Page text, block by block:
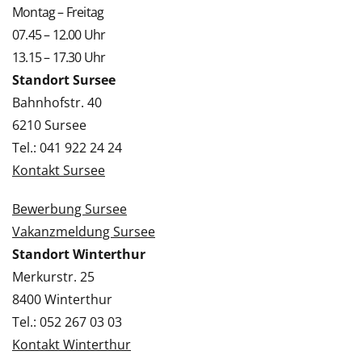
Montag – Freitag
07.45 – 12.00 Uhr
13.15 – 17.30 Uhr
Standort Sursee
Bahnhofstr. 40
6210 Sursee
Tel.: 041 922 24 24
Kontakt Sursee
Bewerbung Sursee
Vakanzmeldung Sursee
Standort Winterthur
Merkurstr. 25
8400 Winterthur
Tel.: 052 267 03 03
Kontakt Winterthur